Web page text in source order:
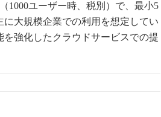
1000ユーザー時、税別）で、最小5
大規模企業での利用を想定してい
強化したクラウドサービスでの提